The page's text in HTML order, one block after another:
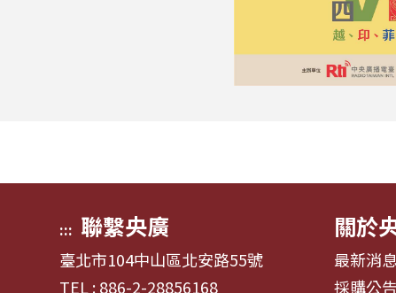
::: 聯繫央廣
臺北市104中山區北安路55號
TEL : 886-2-28856168
關於
最新消息
採購公告